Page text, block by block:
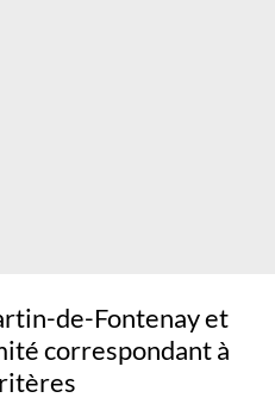
de-Fontenay et
correspondant à